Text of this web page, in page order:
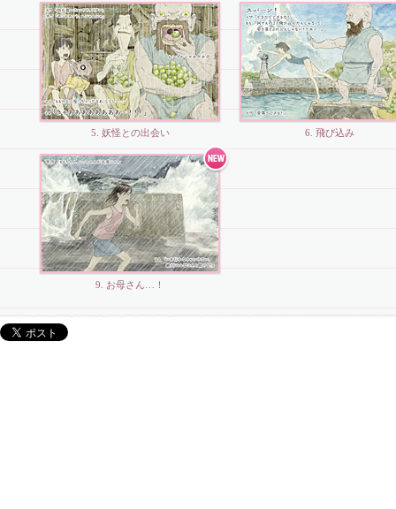
5. 妖怪との出会い 6. 飛び込み
9. お母さん…！